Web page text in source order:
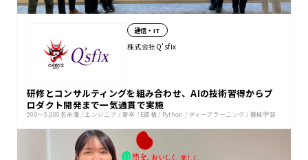
通信・IT
株式会社Q’sfix
研修とコンサルティングを組み合わせ、AIの技術習得からプ
ロダクト開発まで一気通貫で実施
500〜5,000名未満 / エンジニア / 新卒 / E資格 / Python / ディープラーニング / 機械学習